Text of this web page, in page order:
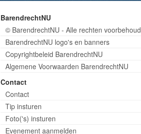
BarendrechtNU
© BarendrechtNU - Alle rechten
BarendrechtNU logo's en banners
Copyrightbeleid BarendrechtNU
Algemene Voorwaarden BarendrechtNU
Contact
Contact
Tip insturen
Foto('s) insturen
Evenement aanmelden